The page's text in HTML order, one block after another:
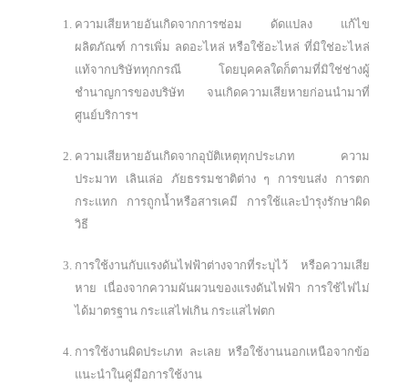
ความเสียหายอันเกิดจากการซ่อม ดัดแปลง แก้ไข
ผลิตภัณฑ์ การเพิ่ม ลดอะไหล่ หรือใช้อะไหล่ ที่มิใช่อะไหล่
แท้จากบริษัททุกกรณี โดยบุคคลใดก็ตามที่มิใช่ช่างผู้
ชำนาญการของบริษัท จนเกิดความเสียหายก่อนนำมาที่
ศูนย์บริการฯ
ความเสียหายอันเกิดจากอุบัติเหตุทุกประเภท ความ
ประมาท เลินเล่อ ภัยธรรมชาติต่าง ๆ การขนส่ง การตก
กระแทก การถูกน้ำหรือสารเคมี การใช้และบำรุงรักษาผิด
วิธี
การใช้งานกับแรงดันไฟฟ้าต่างจากที่ระบุไว้ หรือความเสีย
หาย เนื่องจากความผันผวนของแรงดันไฟฟ้า การใช้ไฟไม่
ได้มาตรฐาน กระแสไฟเกิน กระแสไฟตก
การใช้งานผิดประเภท ละเลย หรือใช้งานนอกเหนือจากข้อ
แนะนำในคู่มือการใช้งาน